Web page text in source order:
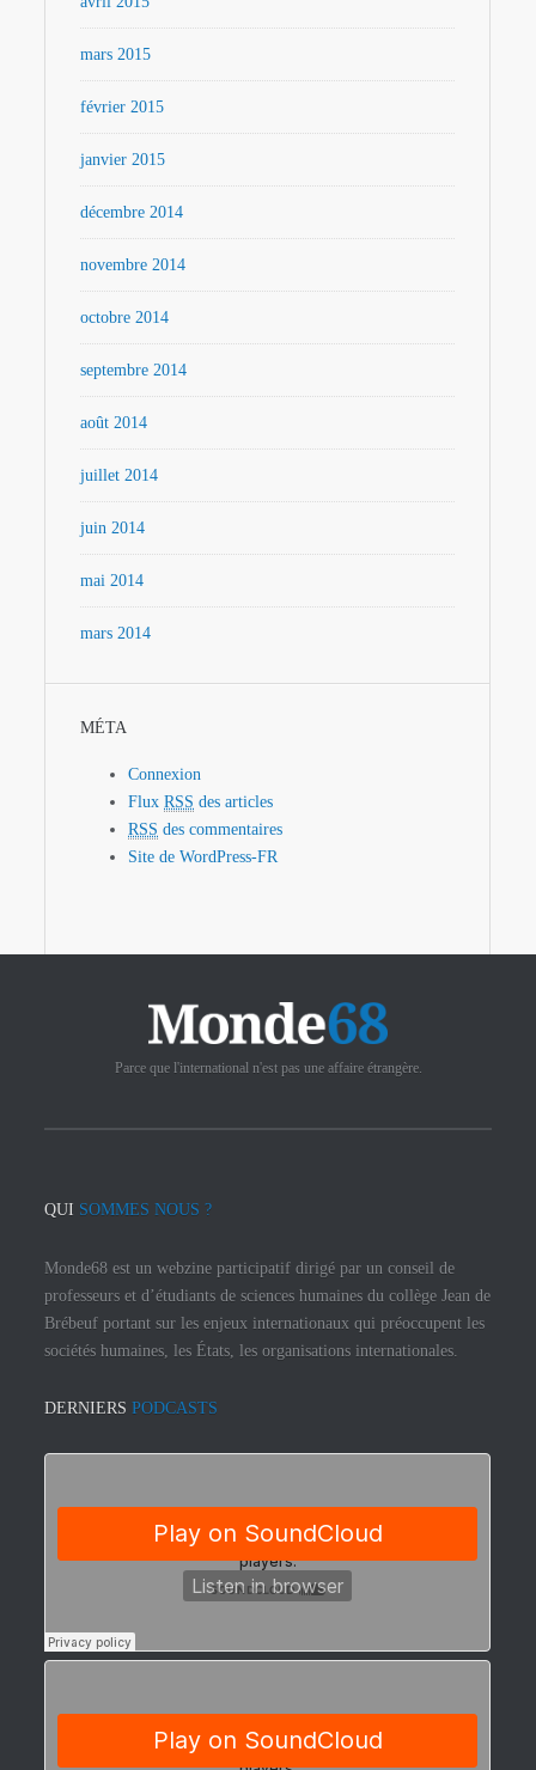
mars 2015
février 2015
janvier 2015
décembre 2014
novembre 2014
octobre 2014
septembre 2014
août 2014
juillet 2014
juin 2014
mai 2014
mars 2014
MÉTA
Connexion
FluxRSS des articles
RSS des commentaires
Site de WordPress-FR
Parce que l'international n'est pas une affaire étrangère.
QUI SOMMES NOUS ?
Monde68 est un webzine participatif dirigé par un conseil de
professeurs et d’étudiants de sciences humaines du collège Jean de
Brébeuf portant sur les enjeux internationaux qui préoccupent les
sociétés humaines, les États, les organisations internationales.
DERNIERS PODCASTS